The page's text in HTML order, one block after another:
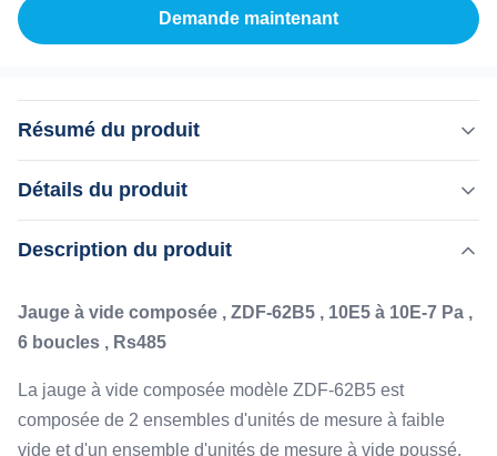
Demande maintenant
Résumé du produit
boucles , Rs485 La jauge à vide composée modèle ZDF-
faible vide et d'un ensemble d'unités de mesure à vide
résistance (RG 2) est utilisée pour ...
Détails du produit
Mettre en évidence:
le détecteur de vide d'ionisation de Ce,
Type:
Jauge d'ionisation ZJ-14, jauge de résistance ZJ-52T
Measure:
Description du produit
Jauge à vide composée , ZDF-62B5 , 10E5 à 10E-7 Pa ,
6 boucles , Rs485
La jauge à vide composée modèle ZDF-62B5 est
composée de 2 ensembles d'unités de mesure à faible
vide et d'un ensemble d'unités de mesure à vide poussé.